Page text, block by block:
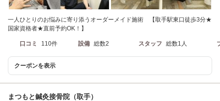
一人ひとりのお悩みに寄り添うオーダーメイド施術 【取手駅東口徒歩3分★
国家資格者★直前予約OK！】
口コミ 110件 設備 総数2 スタッフ 総数1人
クーポンを表示
まつもと鍼灸接骨院（取手）